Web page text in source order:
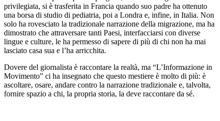
privilegiata, si è trasferita in Francia quando suo padre ha ottenuto
una borsa di studio di pediatria, poi a Londra e, infine, in Italia. Non
solo ha rovesciato la tradizionale narrazione della migrazione, ma ha
dimostrato che attraversare tanti Paesi, interfacciarsi con diverse
lingue e culture, le ha permesso di sapere di più di chi non ha mai
lasciato casa sua e l’ha arricchita.
Dovere del giornalista è raccontare la realtà, ma “L’Informazione in
Movimento” ci ha insegnato che questo mestiere è molto di più: è
ascoltare, osare, andare contro la narrazione tradizionale e, talvolta,
fornire spazio a chi, la propria storia, la deve raccontare da sé.